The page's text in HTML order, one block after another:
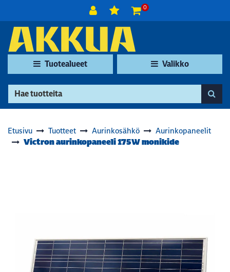
0
Tuotealueet Valikko
Etusivu Tuotteet Aurinkosähkö Aurinkopaneelit
Victron aurinkopaneeli 175W monikide